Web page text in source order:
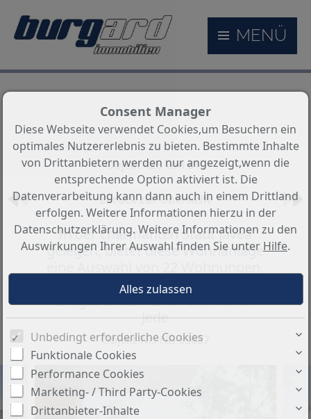
MENÜ
Objekt 428 von 810
Zurück zur Übersicht
In der charmanten Stadt Jávea
gelegen, bietet diese Wohnanlage
darunter Apartments,
Erdgeschosse und Penthäuser.
Jede
Objekt-Nr.: NB-53687
Consent Manager
Diese Webseite verwendet Cookies,um Besuchern ein
optimales Nutzererlebnis zu bieten. Bestimmte Inhalte
von Drittanbietern werden nur angezeigt,wenn die
entsprechende Option aktiviert ist. Die
Datenverarbeitung kann dann auch in einem Drittland
erfolgen. Weitere Informationen hierzu in der
Datenschutzerklärung. Weitere Informationen zu den
Auswirkungen Ihrer Auswahl finden Sie unter Hilfe.
Unbedingt erforderliche Cookies
Funktionale Cookies
Performance Cookies
Marketing- / Third Party-Cookies
Drittanbieter-Inhalte